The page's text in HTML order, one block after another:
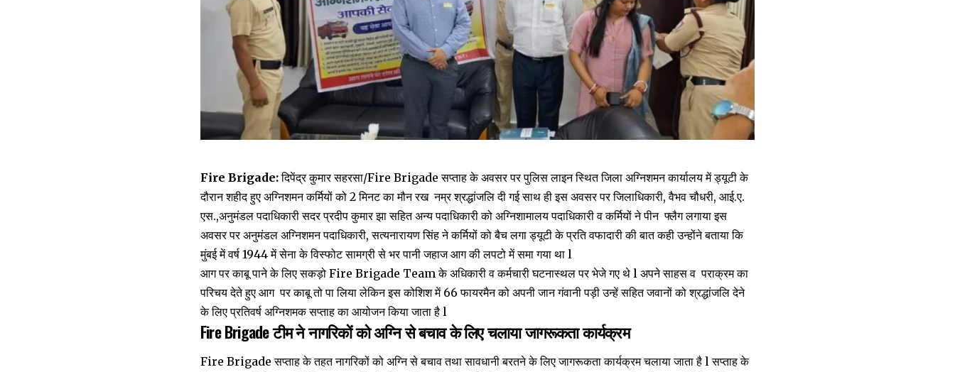
Fire Brigade:दिपेंद्र कुमार सहरसा/Fire Brigade सप्ताह के अवसर पर पुलिस लाइन स्थित जिला अग्निशमन कार्यालय में ड्यूटी के
दौरान शहीद हुए अग्निशमन कर्मियों को 2 मिनट का मौन रख नम्र श्रद्धांजलि दी गई साथ ही इस अवसर पर जिलाधिकारी, वैभव चौधरी, आई.ए.
एस.,अनुमंडल पदाधिकारी सदर प्रदीप कुमार झा सहित अन्य पदाधिकारी को अग्निशामालय पदाधिकारी व कर्मियों ने पीन फ्लैग लगाया इस
अवसर पर अनुमंडल अग्निशमन पदाधिकारी, सत्यनारायण सिंह ने कर्मियों को बैच लगा ड्यूटी के प्रति वफादारी की बात कही उन्होंने बताया कि
मुंबई में वर्ष 1944 में सेना के विस्फोट सामग्री से भर पानी जहाज आग की लपटो में समा गया था l
आग पर काबू पाने के लिए सकड़ो Fire Brigade Team के अधिकारी व कर्मचारी घटनास्थल पर भेजे गए थे l अपने साहस व पराक्रम का
परिचय देते हुए आग पर काबू तो पा लिया लेकिन इस कोशिश में 66 फायरमैन को अपनी जान गंवानी पड़ी उन्हें सहित जवानों को श्रद्धांजलि देने
के लिए प्रतिवर्ष अग्निशमक सप्ताह का आयोजन किया जाता है l
Fire Brigade टीम ने नागरिकों को अग्नि से बचाव के लिए चलाया जागरूकता कार्यक्रम
Fire Brigade सप्ताह के तहत नागरिकों को अग्नि से बचाव तथा सावधानी बरतने के लिए जागरूकता कार्यक्रम चलाया जाता है l सप्ताह के